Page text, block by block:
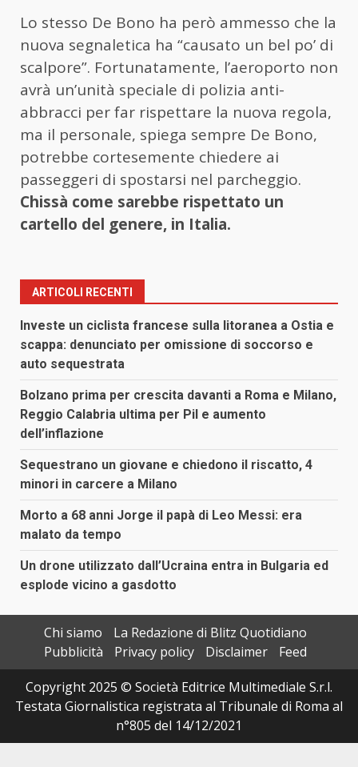
Lo stesso De Bono ha però ammesso che la
nuova segnaletica ha “causato un bel po’ di
scalpore”. Fortunatamente, l’aeroporto non
avrà un’unità speciale di polizia anti-
abbracci per far rispettare la nuova regola,
ma il personale, spiega sempre De Bono,
potrebbe cortesemente chiedere ai
passeggeri di spostarsi nel parcheggio.
Chissà come sarebbe rispettato un
cartello del genere, in Italia.
ARTICOLI RECENTI
Investe un ciclista francese sulla litoranea a Ostia e
scappa: denunciato per omissione di soccorso e
auto sequestrata
Bolzano prima per crescita davanti a Roma e Milano,
Reggio Calabria ultima per Pil e aumento
dell’inflazione
Sequestrano un giovane e chiedono il riscatto, 4
minori in carcere a Milano
Morto a 68 anni Jorge il papà di Leo Messi: era
malato da tempo
Un drone utilizzato dall’Ucraina entra in Bulgaria ed
esplode vicino a gasdotto
Chi siamo
La Redazione di Blitz Quotidiano
Pubblicità
Privacy policy Disclaimer
Feed
Copyright 2025 © Società Editrice Multimediale S.r.l.
Testata Giornalistica registrata al Tribunale di Roma al
n°805 del 14/12/2021